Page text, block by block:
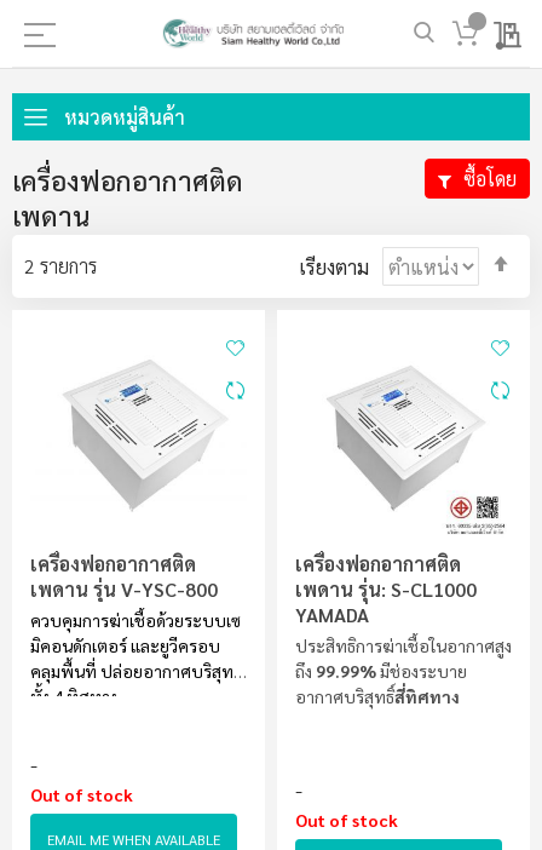
My
ไป
ที่
เนื้อหา
หมวดหมู่สินค้า
เครื่องฟอกอากาศติด
เพดาน
2 รายการ เรียงตาม
เครื่องฟอกอากาศติด
เพดาน รุ่น V-YSC-800
ควบคุมการฆ่าเชื้อด้วยระบบเซ
มิคอนดักเตอร์ และยูวีครอบ
คลุมพื้นที่ ปล่อยอากาศบริสุทธิ์
ทั้ง 4 ทิศทาง
Out of stock
EMAIL ME WHEN AVAILABLE
เครื่องฟอกอากาศติด
เพดาน รุ่น: S-CL1000
YAMADA
ประสิทธิการฆ่าเชื้อในอากาศสูง
ถึง 99.99%มีช่องระบาย
อากาศบริสุทธิ์สี่ทิศทาง
Out of stock
ซื้อโดย